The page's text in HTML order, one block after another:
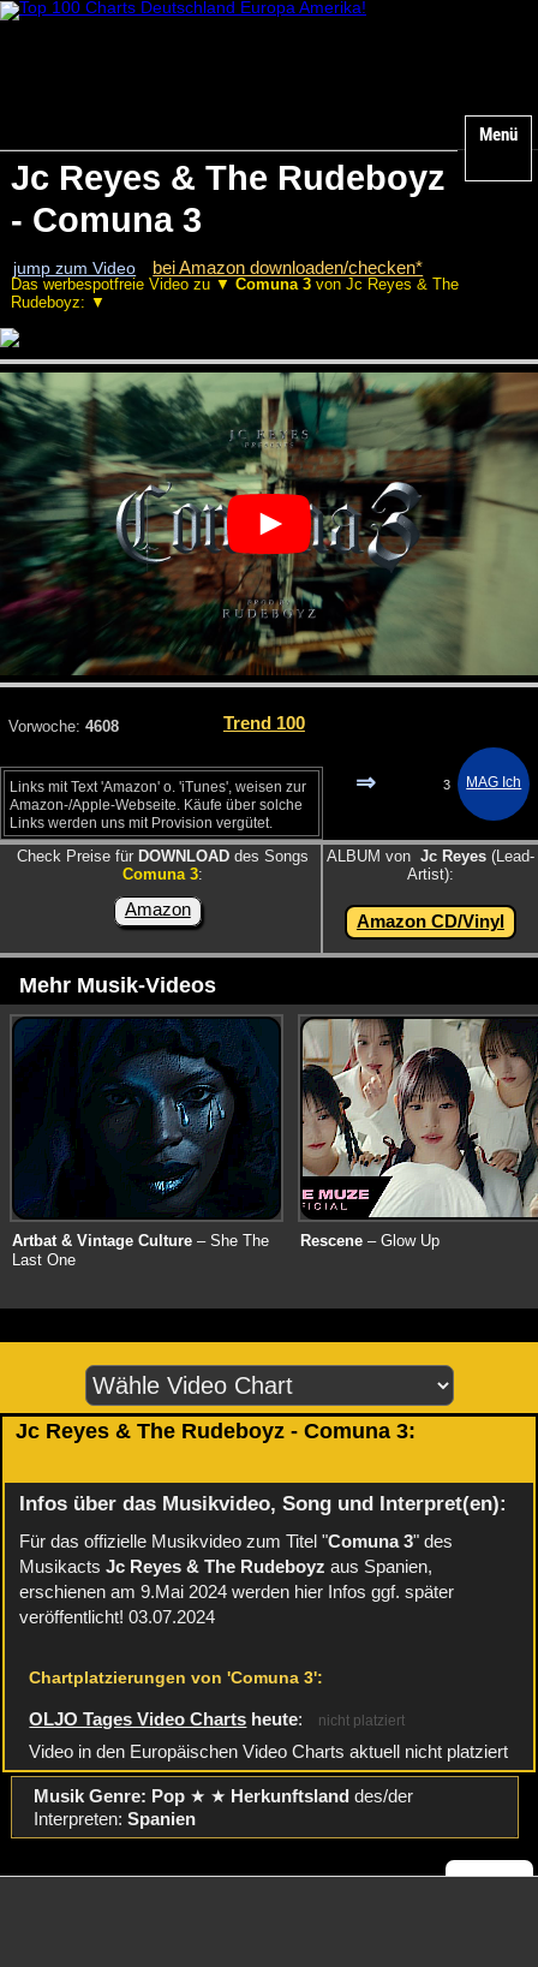
Menü
Jc Reyes & The Rudeboyz
- Comuna 3
jump zum Video bei Amazon downloaden/checken*
Das werbespotfreie Video zu ▼ Comuna 3von Jc Reyes & The
Rudeboyz: ▼
Vorwoche: 4608 Trend 100
Links mit Text 'Amazon' o. 'iTunes', weisen zur
Amazon-/Apple-Webseite. Käufe über solche
Links werden uns mit Provision vergütet.
⇒ 3
Check Preise für DOWNLOAD des Songs
Comuna 3:
Amazon
ALBUM von Jc Reyes(Lead-
Artist):
Amazon CD/Vinyl
Mehr Musik-Videos
Artbat & Vintage Culture – She The
Last One
Rescene – Glow Up
Jc Reyes & The Rudeboyz - Comuna 3:
Infos über das Musikvideo, Song und Interpret(en):
Für das offizielle Musikvideo zum Titel "Comuna 3" des
Musikacts Jc Reyes & The Rudeboyz aus Spanien,
erschienen am 9.Mai 2024 werden hier Infos ggf. später
veröffentlicht! 03.07.2024
Chartplatzierungen von 'Comuna 3':
OLJO Tages Video Charts heute: nicht platziert
Video in den Europäischen Video Charts aktuell nicht platziert
Musik Genre: Pop★ ★ Herkunftsland des/der
Interpreten: Spanien